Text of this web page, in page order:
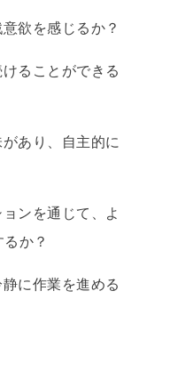
欲を感じるか？
ることができる
あり、自主的に
ンを通じて、よ
か？
に作業を進める